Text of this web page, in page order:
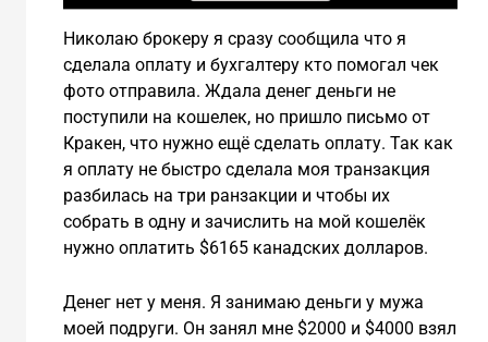
Николаю брокеру я сразу сообщила что я
сделала оплату и бухгалтеру кто помогал чек
фото отправила. Ждала денег деньги не
поступили на кошелек, но пришло письмо от
Кракен, что нужно ещё сделать оплату. Так как
я оплату не быстро сделала моя транзакция
разбилась на три ранзакции и чтобы их
собрать в одну и зачислить на мой кошелёк
нужно оплатить $6165 канадских долларов.
Денег нет у меня. Я занимаю деньги у мужа
моей подруги. Он занял мне $2000 и $4000 взял